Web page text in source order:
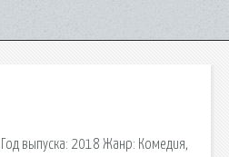
выпуска: 2018 Жанр: Комедия,